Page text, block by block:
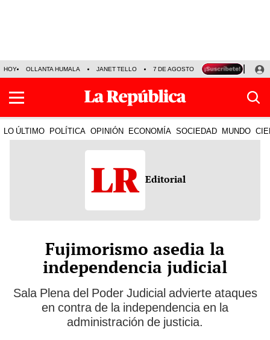
HOY OLLANTA HUMALA JANET TELLO 7 DE AGOSTO TINKA RESULTADOS
LO ÚLTIMO POLÍTICA OPINIÓN ECONOMÍA SOCIEDAD MUNDO
Editorial
Fujimorismo asedia la
independencia judicial
Sala Plena del Poder Judicial advierte ataques
en contra de la independencia en la
administración de justicia.